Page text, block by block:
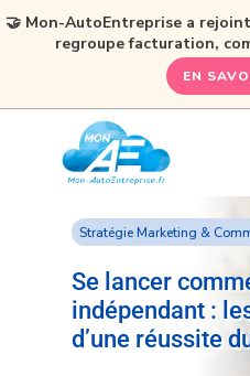
Stratégie Marketing &
Se lancer
indépendant :
d’une réussite
🤝 Mon-AutoEntreprise a
regroupe facturation,
EN